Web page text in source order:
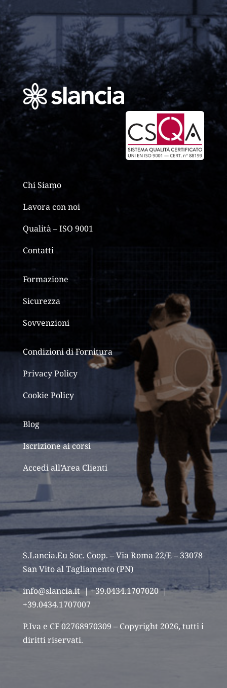
Chi Siamo
Lavora con noi
Qualità – ISO 9001
Contatti
Formazione
Sicurezza
Sovvenzioni
Condizioni di Fornitura
Privacy Policy
Cookie Policy
Blog
Iscrizione ai corsi
Accedi all’Area Clienti
S.Lancia.Eu Soc. Coop. – Via Roma 22/E – 33078
San Vito al Tagliamento (PN)
info@slancia.it| +39.0434.1707020 |
+39.0434.1707007
P.Iva e CF 02768970309 – Copyright 2026, tutti i
diritti riservati.